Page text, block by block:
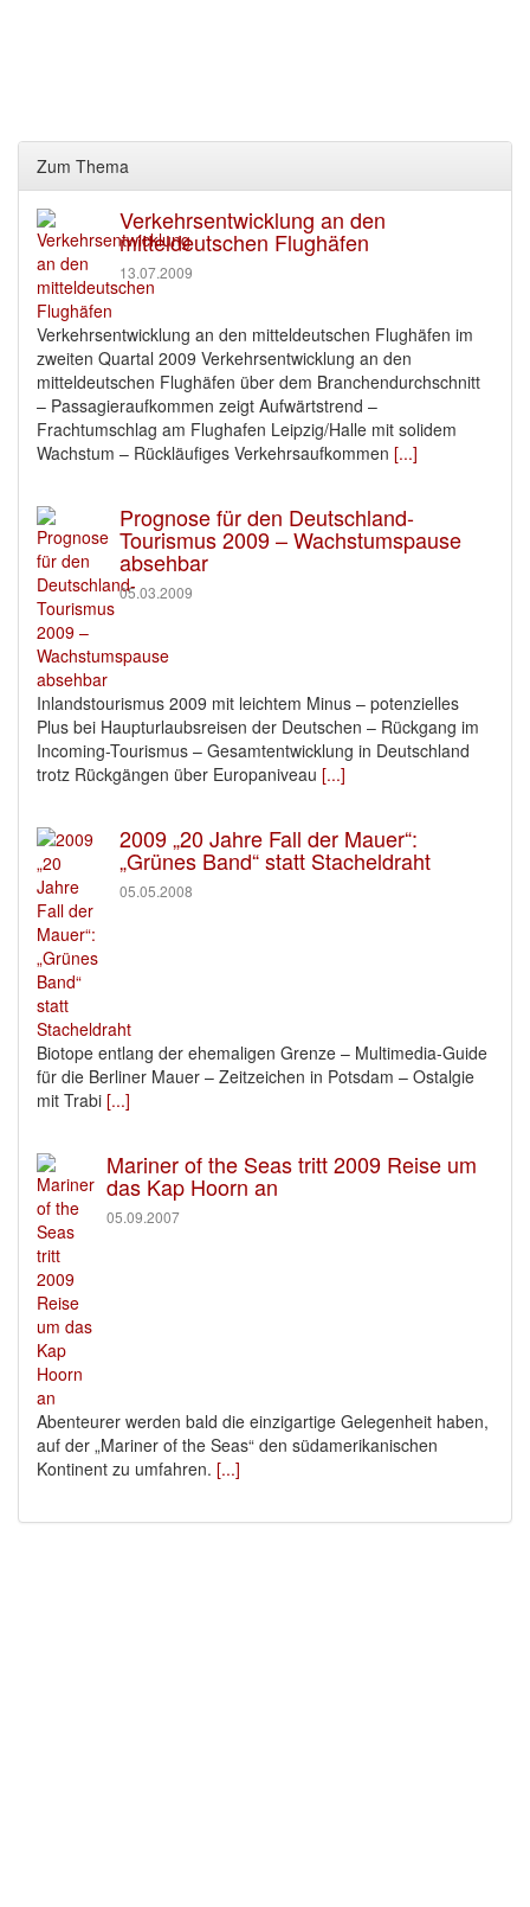
Zum Thema
Verkehrsentwicklung an den
mitteldeutschen Flughäfen
13.07.2009
Verkehrsentwicklung an den mitteldeutschen Flughäfen im
zweiten Quartal 2009 Verkehrsentwicklung an den
mitteldeutschen Flughäfen über dem Branchendurchschnitt
– Passagieraufkommen zeigt Aufwärtstrend –
Frachtumschlag am Flughafen Leipzig/Halle mit solidem
Wachstum – Rückläufiges Verkehrsaufkommen [...]
Prognose für den Deutschland-
Tourismus 2009 – Wachstumspause
absehbar
05.03.2009
Inlandstourismus 2009 mit leichtem Minus – potenzielles
Plus bei Haupturlaubsreisen der Deutschen – Rückgang im
Incoming-Tourismus – Gesamtentwicklung in Deutschland
trotz Rückgängen über Europaniveau [...]
2009 „20 Jahre Fall der Mauer“:
„Grünes Band“ statt Stacheldraht
05.05.2008
Biotope entlang der ehemaligen Grenze – Multimedia-Guide
für die Berliner Mauer – Zeitzeichen in Potsdam – Ostalgie
mit Trabi [...]
Mariner of the Seas tritt 2009 Reise um
das Kap Hoorn an
05.09.2007
Abenteurer werden bald die einzigartige Gelegenheit haben,
auf der „Mariner of the Seas“ den südamerikanischen
Kontinent zu umfahren. [...]